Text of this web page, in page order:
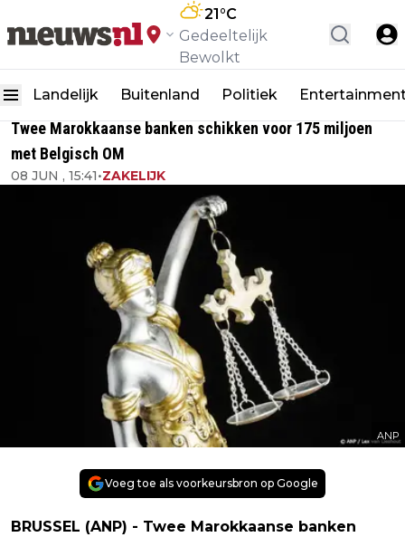
21°C
Gedeeltelijk
Bewolkt
Landelijk Buitenland Politiek
Twee Marokkaanse banken schikken voor 175 miljoen
met Belgisch OM
08 JUN , 15:41•ZAKELIJK
ANP
Voeg toe als voorkeursbron op Google
BRUSSEL (ANP) - Twee Marokkaanse banken